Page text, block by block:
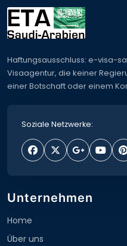
Haftungsausschluss: e-visa-
Visaagentur, die keiner
einer Botschaft oder einem
Soziale Netzwerke:
Unternehmen
Home
Über uns